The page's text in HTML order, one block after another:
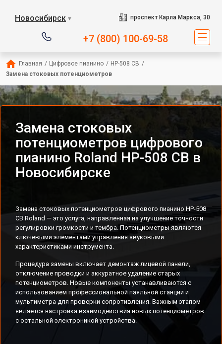
Новосибирск ▼ проспект Карла Маркса, 30
+7 (800) 100-69-58
Главная / Цифровое пианино / HP-508 CB /
Замена стоковых потенциометров
Замена стоковых
потенциометров цифрового
пианино Roland HP-508 CB в
Новосибирске
Замена стоковых потенциометров цифрового пианино HP-508
CB Roland — это услуга, направленная на улучшение точности
регулировки громкости и тембра. Потенциометры являются
ключевыми элементами управления звуковыми
характеристиками инструмента.
Процедура замены включает демонтаж лицевой панели,
отключение проводки и аккуратное удаление старых
потенциометров. Новые компоненты устанавливаются с
использованием профессиональной паяльной станции и
мультиметра для проверки сопротивления. Важным этапом
является настройка взаимодействия новых потенциометров
с остальной электроникой устройства.